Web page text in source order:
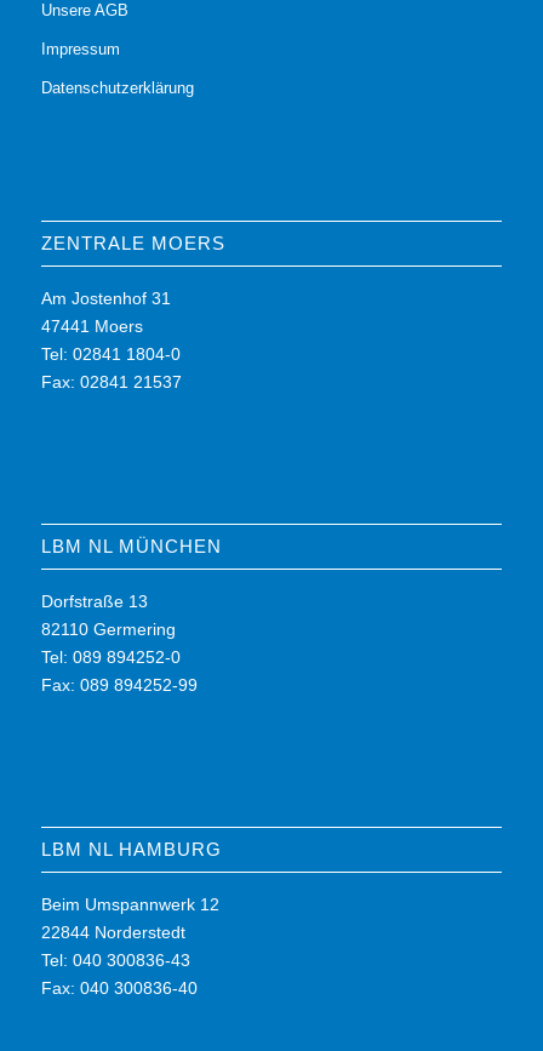
Unsere AGB
Impressum
Datenschutzerklärung
ZENTRALE MOERS
Am Jostenhof 31
47441 Moers
Tel: 02841 1804-0
Fax: 02841 21537
LBM NL MÜNCHEN
Dorfstraße 13
82110 Germering
Tel: 089 894252-0
Fax: 089 894252-99
LBM NL HAMBURG
Beim Umspannwerk 12
22844 Norderstedt
Tel: 040 300836-43
Fax: 040 300836-40